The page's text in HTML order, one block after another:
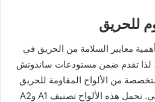
للحريق
معايير السلامة من الحريق في
لذا تقدم ضمن مستودعات ساندوتش
من الألواح المقاومة للحريق
المصنوعة من الصوف المعدني. تحمل هذه الألواح تصنيف A1 وA2